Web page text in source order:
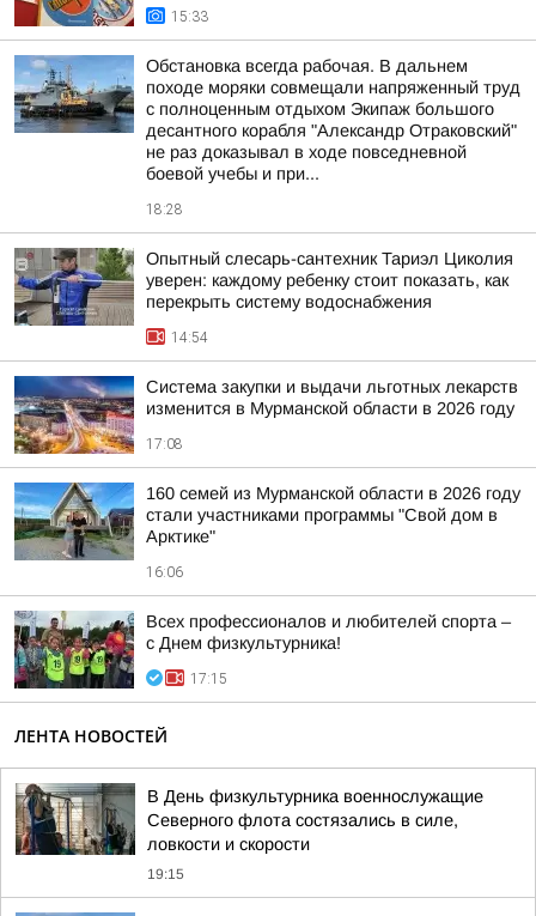
15:33
Обстановка всегда рабочая. В дальнем
походе моряки совмещали напряженный труд
с полноценным отдыхом Экипаж большого
десантного корабля "Александр Отраковский"
не раз доказывал в ходе повседневной
боевой учебы и при...
18:28
Опытный слесарь-сантехник Тариэл Циколия
уверен: каждому ребенку стоит показать, как
перекрыть систему водоснабжения
14:54
Система закупки и выдачи льготных лекарств
изменится в Мурманской области в 2026 году
17:08
160 семей из Мурманской области в 2026 году
стали участниками программы "Свой дом в
Арктике"
16:06
Всех профессионалов и любителей спорта –
с Днем физкультурника!
17:15
ЛЕНТА НОВОСТЕЙ
В День физкультурника военнослужащие
Северного флота состязались в силе,
ловкости и скорости
19:15